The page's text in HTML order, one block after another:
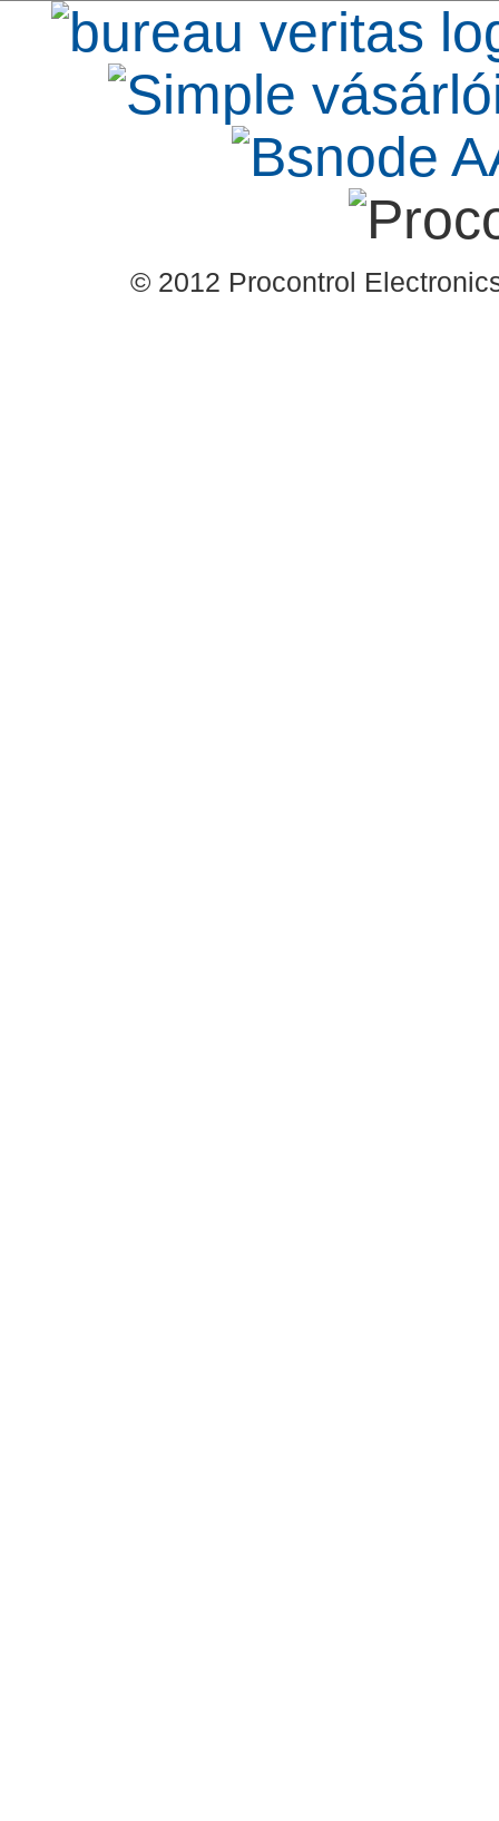
© 2012 Procontrol